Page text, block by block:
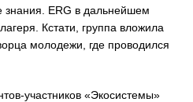
знания. ERG в дальнейшем
Кстати, группа вложила
молодежи, где проводился
участников «Экосистемы»